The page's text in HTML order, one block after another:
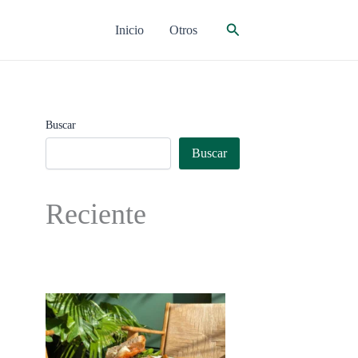
Inicio Otros Buscar
Buscar
Buscar
Reciente